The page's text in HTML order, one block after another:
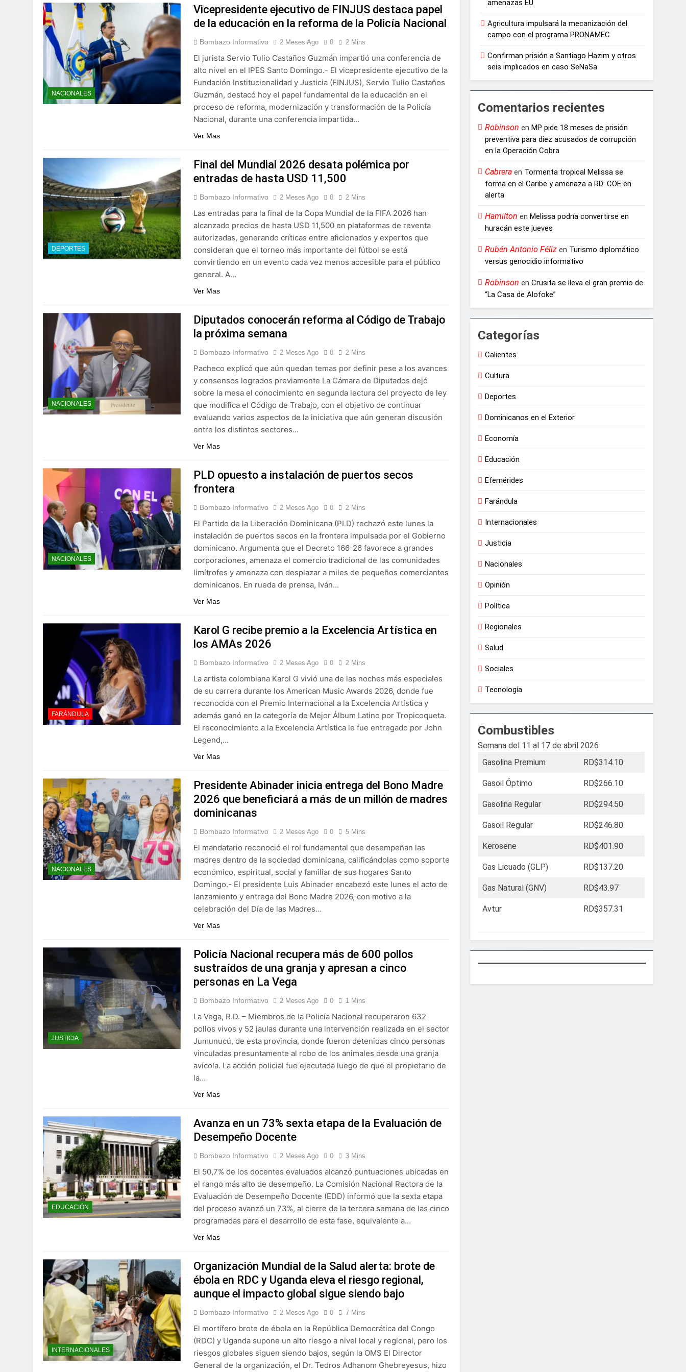
NACIONALES
Vicepresidente ejecutivo de FINJUS destaca papel
de la educación en la reforma de la Policía Nacional
Bombazo Informativo 2 Meses Ago 0 2 Mins
El jurista Servio Tulio Castaños Guzmán impartió una conferencia de
alto nivel en el IPES Santo Domingo.- El vicepresidente ejecutivo de la
Fundación Institucionalidad y Justicia (FINJUS), Servio Tulio Castaños
Guzmán, destacó hoy el papel fundamental de la educación en el
proceso de reforma, modernización y transformación de la Policía
Nacional, durante una conferencia impartida…
Ver Mas
DEPORTES
Final del Mundial 2026 desata polémica por
entradas de hasta USD 11,500
Bombazo Informativo 2 Meses Ago 0 2 Mins
Las entradas para la final de la Copa Mundial de la FIFA 2026 han
alcanzado precios de hasta USD 11,500 en plataformas de reventa
autorizadas, generando críticas entre aficionados y expertos que
consideran que el torneo más importante del fútbol se está
convirtiendo en un evento cada vez menos accesible para el público
general. A…
Ver Mas
NACIONALES
Diputados conocerán reforma al Código de Trabajo
la próxima semana
Bombazo Informativo 2 Meses Ago 0 2 Mins
Pacheco explicó que aún quedan temas por definir pese a los avances
y consensos logrados previamente La Cámara de Diputados dejó
sobre la mesa el conocimiento en segunda lectura del proyecto de ley
que modifica el Código de Trabajo, con el objetivo de continuar
evaluando varios aspectos de la iniciativa que aún generan discusión
entre los distintos sectores…
Ver Mas
NACIONALES
PLD opuesto a instalación de puertos secos
frontera
Bombazo Informativo 2 Meses Ago 0 2 Mins
El Partido de la Liberación Dominicana (PLD) rechazó este lunes la
instalación de puertos secos en la frontera impulsada por el Gobierno
dominicano. Argumenta que el Decreto 166-26 favorece a grandes
corporaciones, amenaza el comercio tradicional de las comunidades
limítrofes y amenaza con desplazar a miles de pequeños comerciantes
dominicanos. En rueda de prensa, Iván…
Ver Mas
FARÁNDULA
Karol G recibe premio a la Excelencia Artística en
los AMAs 2026
Bombazo Informativo 2 Meses Ago 0 2 Mins
La artista colombiana Karol G vivió una de las noches más especiales
de su carrera durante los American Music Awards 2026, donde fue
reconocida con el Premio Internacional a la Excelencia Artística y
además ganó en la categoría de Mejor Álbum Latino por Tropicoqueta.
El reconocimiento a la Excelencia Artística le fue entregado por John
Legend,…
Ver Mas
NACIONALES
Presidente Abinader inicia entrega del Bono Madre
2026 que beneficiará a más de un millón de madres
dominicanas
Bombazo Informativo 2 Meses Ago 0 5 Mins
El mandatario reconoció el rol fundamental que desempeñan las
madres dentro de la sociedad dominicana, calificándolas como soporte
económico, espiritual, social y familiar de sus hogares Santo
Domingo.- El presidente Luis Abinader encabezó este lunes el acto de
lanzamiento y entrega del Bono Madre 2026, con motivo a la
celebración del Día de las Madres…
Ver Mas
JUSTICIA
Policía Nacional recupera más de 600 pollos
sustraídos de una granja y apresan a cinco
personas en La Vega
Bombazo Informativo 2 Meses Ago 0 1 Mins
La Vega, R.D. – Miembros de la Policía Nacional recuperaron 632
pollos vivos y 52 jaulas durante una intervención realizada en el sector
Jumunucú, de esta provincia, donde fueron detenidas cinco personas
vinculadas presuntamente al robo de los animales desde una granja
avícola. La acción policial fue ejecutada luego de que el propietario de
la…
Ver Mas
EDUCACIÓN
Avanza en un 73% sexta etapa de la Evaluación de
Desempeño Docente
Bombazo Informativo 2 Meses Ago 0 3 Mins
El 50,7% de los docentes evaluados alcanzó puntuaciones ubicadas en
el rango más alto de desempeño. La Comisión Nacional Rectora de la
Evaluación de Desempeño Docente (EDD) informó que la sexta etapa
del proceso avanzó un 73%, al cierre de la tercera semana de las cinco
programadas para el desarrollo de esta fase, equivalente a…
Ver Mas
INTERNACIONALES
Organización Mundial de la Salud alerta: brote de
ébola en RDC y Uganda eleva el riesgo regional,
aunque el impacto global sigue siendo bajo
Bombazo Informativo 2 Meses Ago 0 7 Mins
El mortífero brote de ébola en la República Democrática del Congo
(RDC) y Uganda supone un alto riesgo a nivel local y regional, pero los
riesgos globales siguen siendo bajos, según la OMS El Director
General de la organización, el Dr. Tedros Adhanom Ghebreyesus, hizo
amenazas EU
Agricultura impulsará la mecanización del
campo con el programa PRONAMEC
Confirman prisión a Santiago Hazim y otros
seis implicados en caso SeNaSa
Comentarios recientes
Robinson enMP pide 18 meses de prisión
preventiva para diez acusados de corrupción
en la Operación Cobra
Cabrera en Tormenta tropical Melissa se
forma en el Caribe y amenaza a RD: COE en
alerta
Hamilton enMelissa podría convertirse en
huracán este jueves
Rubén Antonio Féliz en Turismo diplomático
versus genocidio informativo
Robinson enCrusita se lleva el gran premio de
“La Casa de Alofoke”
Categorías
Calientes
Cultura
Deportes
Dominicanos en el Exterior
Economía
Educación
Efemérides
Farándula
Internacionales
Justicia
Nacionales
Opinión
Política
Regionales
Salud
Sociales
Tecnología
Combustibles
Semana del 11 al 17 de abril 2026
Gasolina Premium
RD$314.10
Gasoil Óptimo RD$266.10
Gasolina Regular RD$294.50
Gasoil Regular RD$246.80
Kerosene RD$401.90
Gas Licuado (GLP) RD$137.20
Gas Natural (GNV) RD$43.97
Avtur RD$357.31